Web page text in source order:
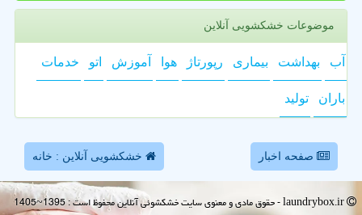
موضوعات خشکشویی آنلاین
آب بهداشت بیماری رپورتاژ هوا آموزش اتو خدمات
باران تولید
صفحه اخبار خشکشویی آنلاین : خانه